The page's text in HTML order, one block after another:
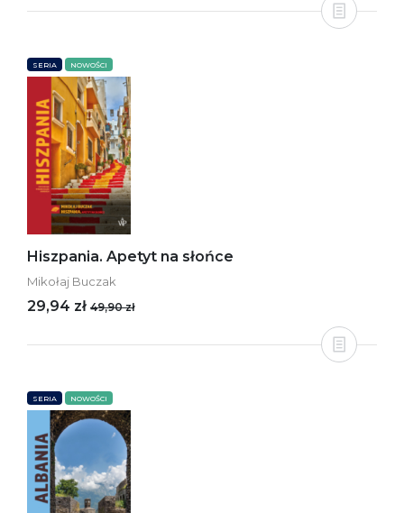
SERIA NOWOŚCI
Hiszpania. Apetyt na słońce
Mikołaj Buczak
29,94 zł 49,90 zł
SERIA NOWOŚCI